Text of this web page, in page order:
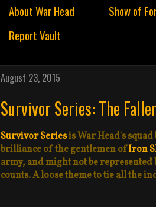
About War Head Show of
Report Vault
August 23, 2015
Survivor Series: The
Survivor Seriesis War Head's
brilliance of the gentlemen ofIron
army, and might not be
counts. A loose theme to tie all the